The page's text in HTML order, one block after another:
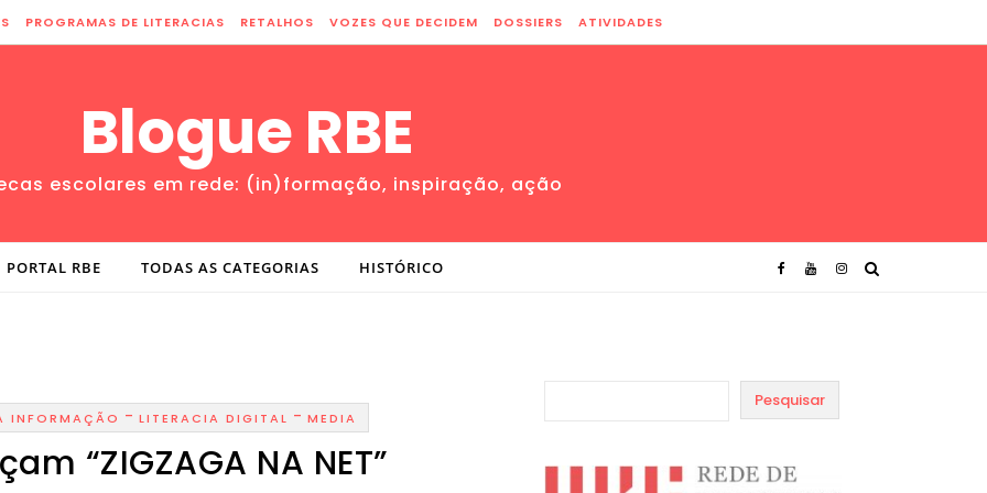
PROGRAMAS DE LITERACIAS RETALHOS VOZES QUE DECIDEM DOSSIERS ATIVIDADES
Blogue RBE
escolares em rede: (in)formação, inspiração, ação
PORTAL RBE TODAS AS CATEGORIAS HISTÓRICO
INFORMAÇÃO - LITERACIA DIGITAL - MEDIA
“ZIGZAGA NA NET”
Pesquisar